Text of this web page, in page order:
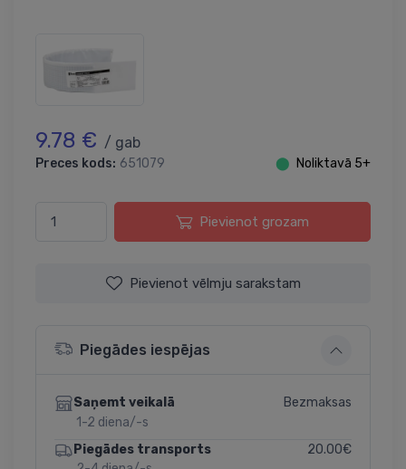
9.78 € / gab
Preces kods: 651079 ⬤ Noliktavā 5+
Pievienot grozam
Pievienot vēlmju sarakstam
Piegādes iespējas
Saņemt veikalā
1-2 diena/-s
Bezmaksas
Piegādes transports
20.00€